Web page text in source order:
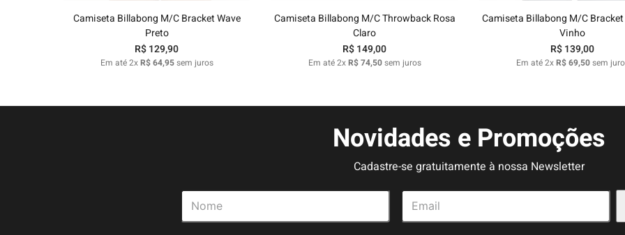
Camiseta Billabong M/C Bracket Wave
Preto
R$129,90
Em até2xR$64,95sem juros
Camiseta Billabong M/C Throwback Rosa
Claro
R$149,00
Em até2xR$74,50sem juros
Camiseta Billabong M/C Bracket
Vinho
R$139,00
Em até2xR$69,50sem
Novidades e Promoções
Cadastre-se gratuitamente à nossa Newsletter